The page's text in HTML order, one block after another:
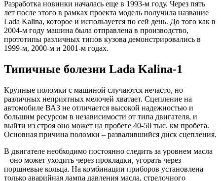
Разработка новинки началась еще в 1993-м году. Через пять
лет после этого в рамках проекта модель получила название
Lada Kalina, которое и используется по сей день. До того как в
2004-м году машина была отправлена в производство,
прототипы различных типов кузова демонстрировались в
1999-м, 2000-м и 2001-м годах.
Типичные болезни Lada Kalina-1
Крупные поломки с машиной случаются нечасто, но
различных неприятных мелочей хватает. Сцепление на
автомобиле ВАЗ не отличается высокой надежностью и
большим ресурсом в независимости от типа двигателя, и
выйти из строя оно может на пробеге 40-50 тыс. км пробега.
Основная причина поломки – развалившийся диск сцепления.
В двигателе необходимо постоянно следить за уровнем масла
– оно может уходить через прокладки, угорать через
поршневые кольца. На комбинации приборов установлена
только аварийная лампа давления масла, стрелочного